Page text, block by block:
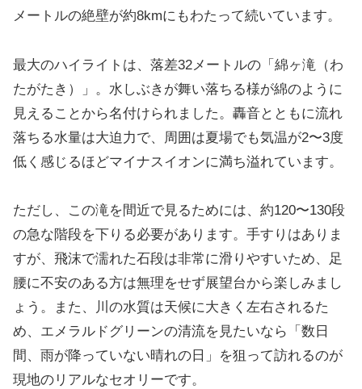
メートルの絶壁が約8kmにもわたって続いています。
最大のハイライトは、落差32メートルの「綿ヶ滝（わ
たがたき）」。水しぶきが舞い落ちる様が綿のように
見えることから名付けられました。轟音とともに流れ
落ちる水量は大迫力で、周囲は夏場でも気温が2〜3度
低く感じるほどマイナスイオンに満ち溢れています。
ただし、この滝を間近で見るためには、約120〜130段
の急な階段を下りる必要があります。手すりはありま
すが、飛沫で濡れた石段は非常に滑りやすいため、足
腰に不安のある方は無理をせず展望台から楽しみまし
ょう。また、川の水質は天候に大きく左右されるた
め、エメラルドグリーンの清流を見たいなら「数日
間、雨が降っていない晴れの日」を狙って訪れるのが
現地のリアルなセオリーです。